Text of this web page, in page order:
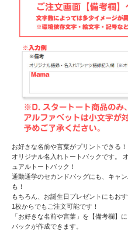
お好きな名前や言葉がプリントできる！
オリジナル名入れトートバックです。
ュアルトートバック！
通勤通学のセカンドバッグにも、キャ
も！
もちろん、お誕生日プレゼントにもおす
1枚からでもご注文可能です！
「お好きな名前や言葉」を【備考欄】
バックが作成できます。